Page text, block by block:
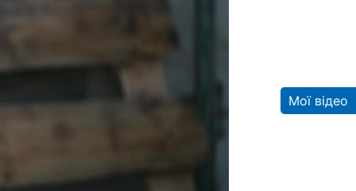
Мої відео